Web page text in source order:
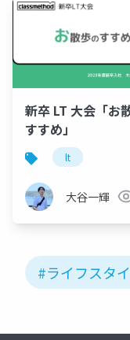
新卒 LT 大会「お
すすめ」
lt
大谷一輝
#ライフスタ